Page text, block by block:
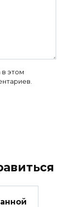
в этом